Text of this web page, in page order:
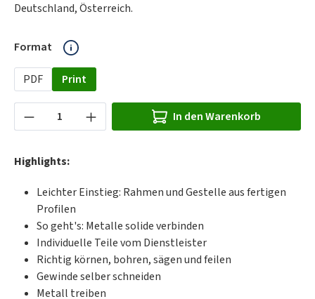
Deutschland, Österreich.
Format auswählen
PDF Print
Produkt Anzahl: Gib den gewünschten Wert
In den Warenkorb
Highlights:
Leichter Einstieg: Rahmen und Gestelle aus fertigen
Profilen
So geht's: Metalle solide verbinden
Individuelle Teile vom Dienstleister
Richtig körnen, bohren, sägen und feilen
Gewinde selber schneiden
Metall treiben